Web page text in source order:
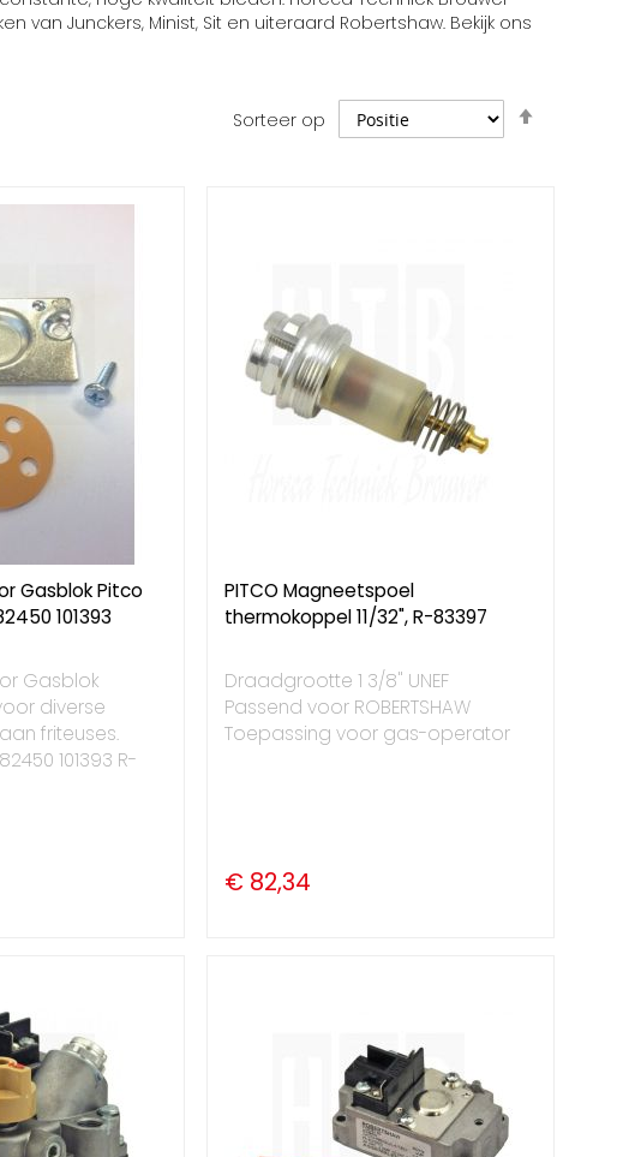
Junckers, Minist, Sit en uiteraard Robertshaw. Bekijk ons
Sorteer op
Gasblok Pitco
101393
Gasblok
diverse
friteuses.
101393 R-
PITCO Magneetspoel
thermokoppel 11/32", R-83397
Draadgrootte 1 3/8" UNEF
Passend voor ROBERTSHAW
Toepassing voor gas-operator
€ 82,34